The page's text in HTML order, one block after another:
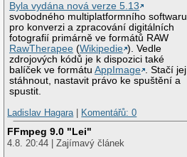
Byla vydána nová verze 5.13
svobodného multiplatformního softwaru
pro konverzi a zpracování digitálních
fotografií primárně ve formátů RAW
RawTherapee (Wikipedie ). Vedle
zdrojových kódů je k dispozici také
balíček ve formátuAppImage . Stačí jej
stáhnout, nastavit právo ke spuštění a
spustit.
Ladislav Hagara| Komentářů: 0
FFmpeg 9.0 "Lei"
4.8. 20:44 | Zajímavý článek